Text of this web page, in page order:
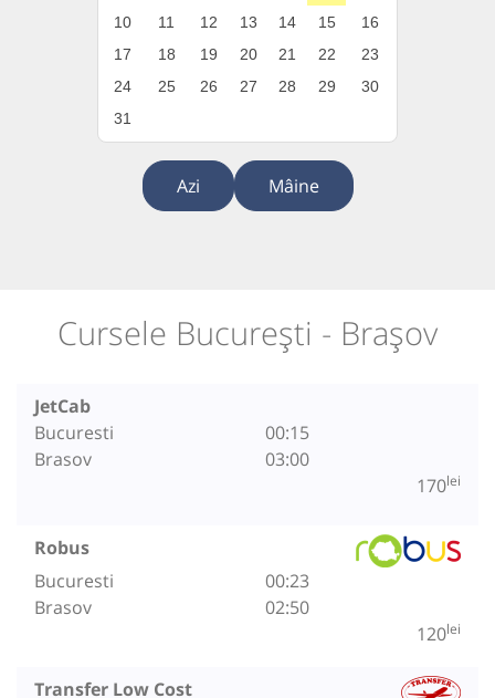
10
11 12 13 14 15
16
17
18 19 20 21 22
23
24
25 26 27 28 29
30
31
Azi Mâine
Cursele București - Brașov
JetCab
Bucuresti
Brasov
00:15
03:00
170lei
Robus
Bucuresti
Brasov
00:23
02:50
120lei
Transfer Low Cost